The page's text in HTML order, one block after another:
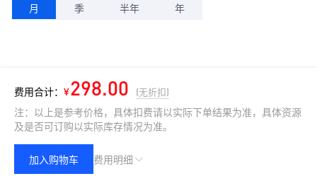
月
季 半年 年
费用合计： ¥298.00 (无折扣)
注：以上是参考价格，具体扣费请以实际下单结果为准，具体资源
及是否可订购以实际库存情况为准。
费用明细
加入购物车